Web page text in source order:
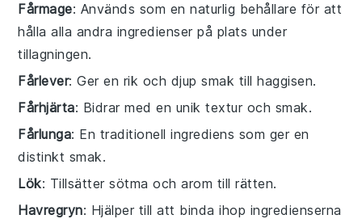
Fårmage: Används som en naturlig behållare för att
hålla alla andra ingredienser på plats under
tillagningen.
Fårlever: Ger en rik och djup smak till haggisen.
Fårhjärta: Bidrar med en unik textur och smak.
Fårlunga: En traditionell ingrediens som ger en
distinkt smak.
Lök: Tillsätter sötma och arom till rätten.
Havregryn: Hjälper till att binda ihop ingredienserna